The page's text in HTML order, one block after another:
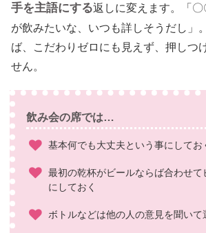
手を主語にする返しに変えます。「
が飲みたいな、いつも詳しそうだし」
ば、こだわりゼロにも見えず、押しつ
せん。
飲み会の席では…
基本何でも大丈夫という事にしてお
最初の乾杯がビールならば合わせ
にしておく
ボトルなどは他の人の意見を聞いて